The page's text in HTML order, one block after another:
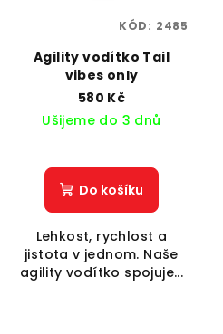
Agility vodítko Tail
vibes only
580 Kč
Ušijeme do 3 dnů
Do košíku
Lehkost, rychlost a
jistota v jednom. Naše
agility vodítko spojuje...
KÓD: 2485